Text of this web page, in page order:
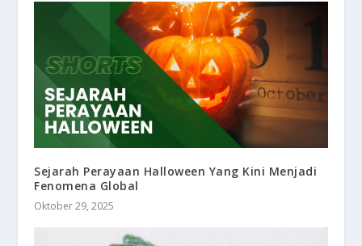
Sejarah Perayaan Halloween Yang Kini Menjadi
Fenomena Global
Oktober 29, 2025